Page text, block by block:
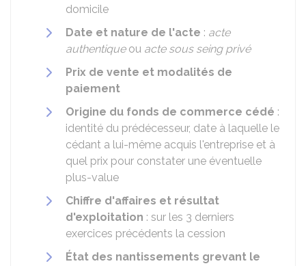
domicile
Date et nature de l'acte : acte
authentiqueou acte sous seing privé
Prix de vente et modalités de
paiement
Origine du fonds de commerce cédé :
identité du prédécesseur, date à laquelle le
cédant a lui-même acquis l'entreprise et à
quel prix pour constater une éventuelle
plus-value
Chiffre d'affaires et résultat
d'exploitation : sur les 3 derniers
exercices précédents la cession
État des nantissements grevant le